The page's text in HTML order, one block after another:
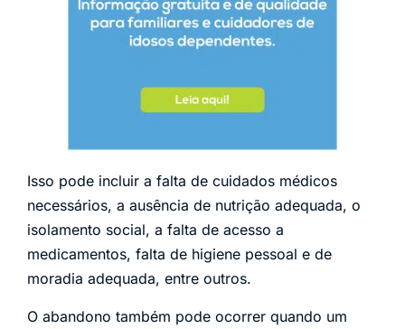
Isso pode incluir a falta de cuidados médicos
necessários, a ausência de nutrição adequada, o
isolamento social, a falta de acesso a
medicamentos, falta de higiene pessoal e de
moradia adequada, entre outros.
O abandono também pode ocorrer quando um